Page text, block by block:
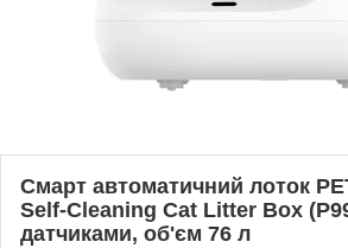
Смарт автоматичний лоток
Self-Cleaning Cat Litter Box
датчиками, об'єм 76 л